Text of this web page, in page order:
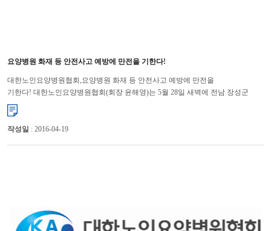
요양병원 화재 등 안전사고 예방에 만전을 기한다!
대한노인요양병원협회,요양병원 화재 등 안전사고 예방에 만전을
기한다! 대한노인요양병원협회(회장 윤해영)는 5월 28일 새벽에 전남 장성군
소재의 요양병원에서 발생한 화재로 인한 사상자와 가족에게 심심한 위...
작성일 : 2016-04-19